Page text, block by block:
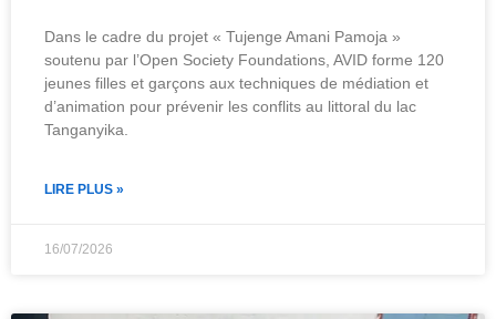
Dans le cadre du projet « Tujenge Amani Pamoja »
soutenu par l’Open Society Foundations, AVID forme 120
jeunes filles et garçons aux techniques de médiation et
d’animation pour prévenir les conflits au littoral du lac
Tanganyika.
LIRE PLUS »
16/07/2026